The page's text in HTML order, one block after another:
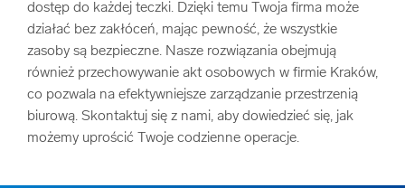
dostęp do każdej teczki. Dzięki temu Twoja firma może
działać bez zakłóceń, mając pewność, że wszystkie
zasoby są bezpieczne. Nasze rozwiązania obejmują
również przechowywanie akt osobowych w firmie Kraków,
co pozwala na efektywniejsze zarządzanie przestrzenią
biurową. Skontaktuj się z nami, aby dowiedzieć się, jak
możemy uprościć Twoje codzienne operacje.